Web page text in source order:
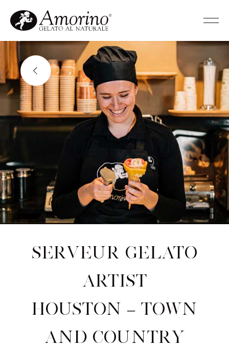
Serveur Gelato
Artist
Houston – Town
and Country